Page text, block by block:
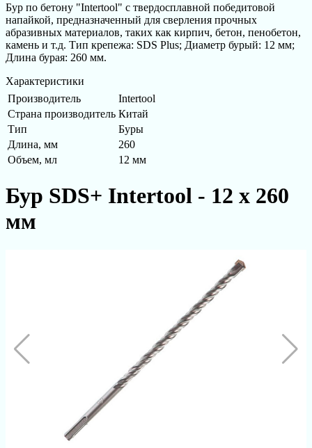
Бур по бетону "Intertool" с твердосплавной победитовой
напайкой, предназначенный для сверления прочных
абразивных материалов, таких как кирпич, бетон, пенобетон,
камень и т.д. Тип крепежа: SDS Plus; Диаметр бурый: 12 мм;
Длина бурая: 260 мм.
Характеристики
Производитель
Intertool
Страна производитель Китай
Тип
Буры
Длина, мм
260
Объем, мл
12 мм
Бур SDS+ Intertool - 12 х 260
мм